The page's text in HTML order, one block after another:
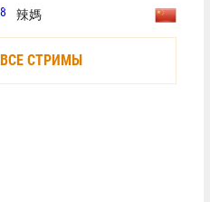
辣媽
ВСЕ СТРИМЫ